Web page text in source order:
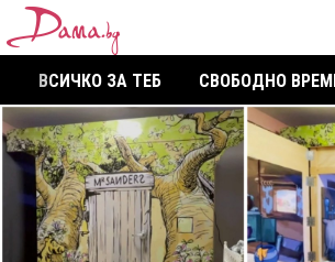
ВСИЧКО ЗА ТЕБ СВОБОДНО